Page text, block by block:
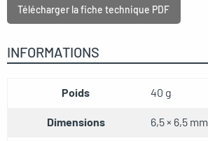
Télécharger la fiche technique PDF
INFORMATIONS
Poids 40 g
Dimensions 6,5 × 6,5 mm